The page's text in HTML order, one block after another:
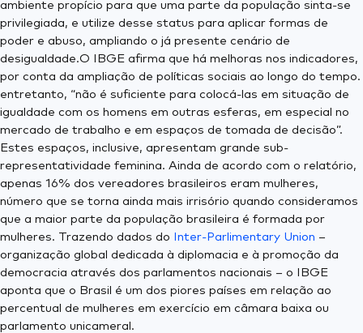
ambiente propício para que uma parte da população sinta-se
privilegiada, e utilize desse status para aplicar formas de
poder e abuso, ampliando o já presente cenário de
desigualdade.O IBGE afirma que há melhoras nos indicadores,
por conta da ampliação de políticas sociais ao longo do tempo.
entretanto, “não é suficiente para colocá-las em situação de
igualdade com os homens em outras esferas, em especial no
mercado de trabalho e em espaços de tomada de decisão”.
Estes espaços, inclusive, apresentam grande sub-
representatividade feminina. Ainda de acordo com o relatório,
apenas 16% dos vereadores brasileiros eram mulheres,
número que se torna ainda mais irrisório quando consideramos
que a maior parte da população brasileira é formada por
mulheres. Trazendo dados do
Inter-Parlimentary Union –
organização global dedicada à diplomacia e à promoção da
democracia através dos parlamentos nacionais – o IBGE
aponta que o Brasil é um dos piores países em relação ao
percentual de mulheres em exercício em câmara baixa ou
parlamento unicameral.